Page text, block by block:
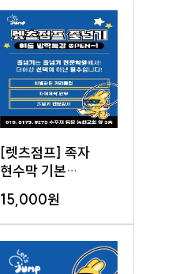
[렛츠점프] 족자
현수막 기본
90*120cm 디자인
포함
15,000원